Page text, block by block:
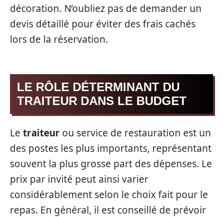
décoration. N’oubliez pas de demander un
devis détaillé pour éviter des frais cachés
lors de la réservation.
LE RÔLE DÉTERMINANT DU
TRAITEUR DANS LE BUDGET
Le traiteur ou service de restauration est un
des postes les plus importants, représentant
souvent la plus grosse part des dépenses. Le
prix par invité peut ainsi varier
considérablement selon le choix fait pour le
repas. En général, il est conseillé de prévoir